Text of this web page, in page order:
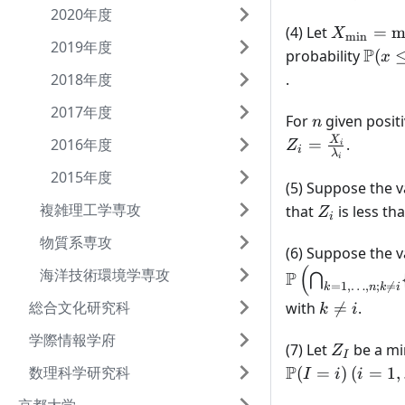
2020年度
2019年度
2018年度
2017年度
2016年度
2015年度
複雑理工学専攻
物質系専攻
海洋技術環境学専攻
総合文化研究科
学際情報学府
数理科学研究科
(4) Let Xmin =
probabilityP(x
.
Forn
n given
Zi = λi
Xi .
(5) Suppose the
that Z_i
Zi is less
(6) Suppose the
P (⋂k=1,…,n;k
=i
with k
i
k 
= i.
(7) Let Z_I
ZI be a
P(I = i) (i =
(i = 1,